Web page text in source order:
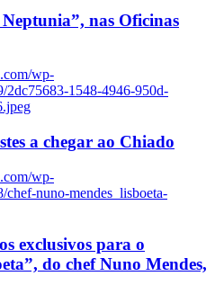
nas Oficinas
wp-
2dc75683-1548-4946-950d-
a chegar ao Chiado
wp-
chef-nuno-mendes_lisboeta-
exclusivos para o
do chef Nuno Mendes,